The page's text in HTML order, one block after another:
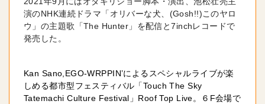
演のNHK連続ドラマ「オリバーな犬、(Gosh!!)このヤロ
ウ」の主題歌「The Hunter」を配信と7inchレコードで
Kan Sano,EGO-WRPPIN’によるスペシャルライブが楽
しめる都市型フェスティバル「Touch The Sky
Tatemachi Culture Festival」Roof Top Live。６F会場で